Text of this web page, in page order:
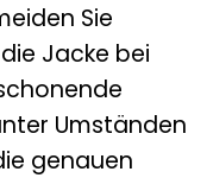
Sie
Jacke bei
Umständen
genauen